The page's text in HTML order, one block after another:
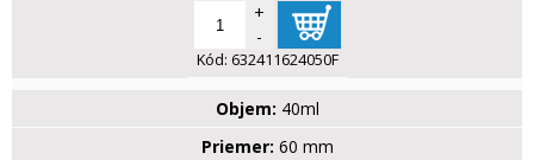
+
-
Kód: 632411624050F
Objem: 40ml
Priemer: 60 mm